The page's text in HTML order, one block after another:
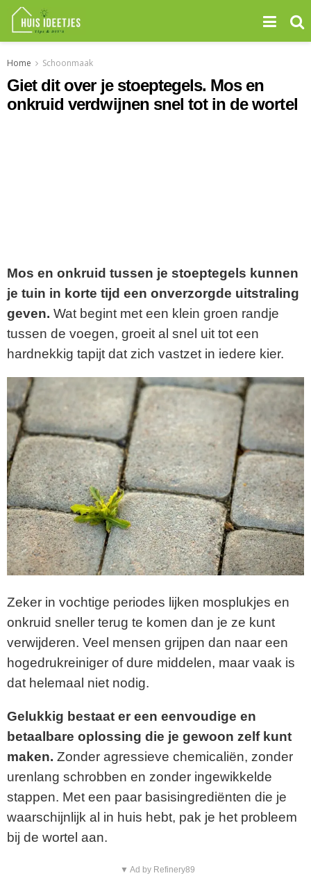
Home Schoonmaak
Giet dit over je stoeptegels. Mos en
onkruid verdwijnen snel tot in de wortel
Mos en onkruid tussen je stoeptegels kunnen
je tuin in korte tijd een onverzorgde uitstraling
geven. Wat begint met een klein groen randje
tussen de voegen, groeit al snel uit tot een
hardnekkig tapijt dat zich vastzet in iedere kier.
Zeker in vochtige periodes lijken mosplukjes en
onkruid sneller terug te komen dan je ze kunt
verwijderen. Veel mensen grijpen dan naar een
hogedrukreiniger of dure middelen, maar vaak is
dat helemaal niet nodig.
Gelukkig bestaat er een eenvoudige en
betaalbare oplossing die je gewoon zelf kunt
maken. Zonder agressieve chemicaliën, zonder
urenlang schrobben en zonder ingewikkelde
stappen. Met een paar basisingrediënten die je
waarschijnlijk al in huis hebt, pak je het probleem
bij de wortel aan.
▼ Ad by Refinery89